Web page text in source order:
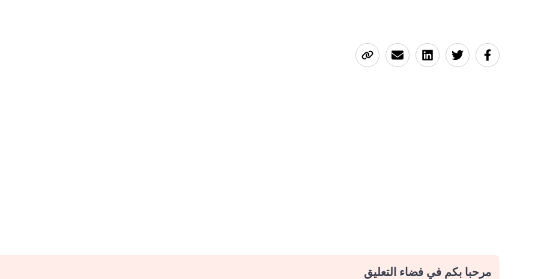
مرحبا بكم في فضاء التعليق